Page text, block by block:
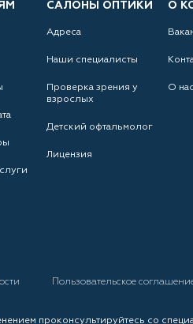
САЛОНЫ ОПТИКИ
Адреса
Наши специалисты
Проверка зрения у
взрослых
Детский офтальмолог
Лицензия
О
О нас
Пользовательское
проконсультируйтесь со